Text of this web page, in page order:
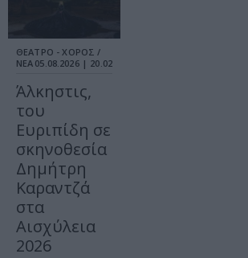
ΘΕΑΤΡΟ - ΧΟΡΟΣ /
ΝΕΑ 05.08.2026 | 20.02
Άλκηστις,
του
Ευριπίδη σε
σκηνοθεσία
Δημήτρη
Καραντζά
στα
Αισχύλεια
2026